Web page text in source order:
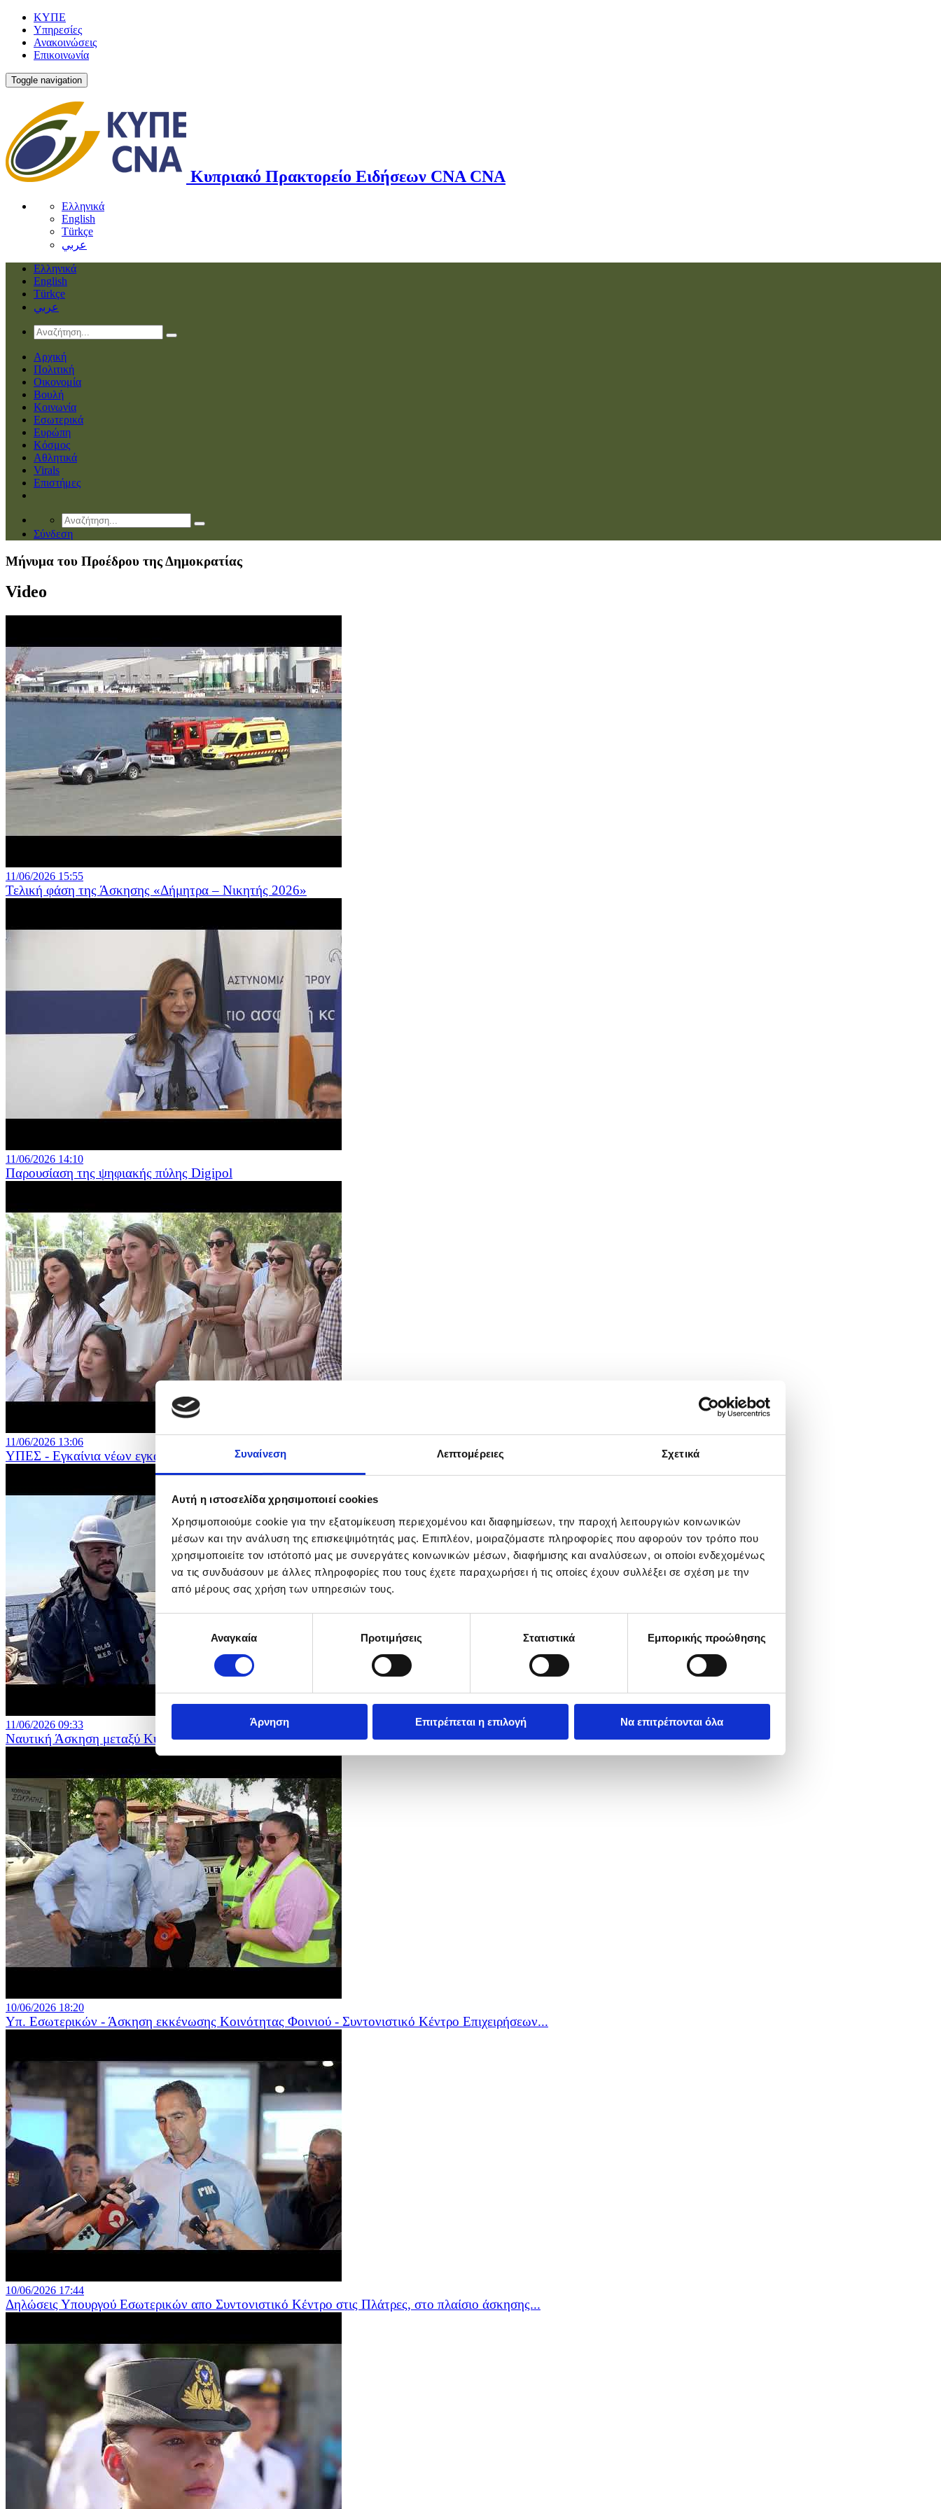
Συναίνεση Λεπτομέρειες Σχετικά
Αυτή η ιστοσελίδα χρησιμοποιεί cookies
Χρησιμοποιούμε cookie για την εξατομίκευση περιεχομένου και διαφημίσεων, την παροχή λειτουργιών κοινωνικών
μέσων και την ανάλυση της επισκεψιμότητάς μας. Επιπλέον, μοιραζόμαστε πληροφορίες που αφορούν τον τρόπο που
χρησιμοποιείτε τον ιστότοπό μας με συνεργάτες κοινωνικών μέσων, διαφήμισης και αναλύσεων, οι οποίοι ενδεχομένως
να τις συνδυάσουν με άλλες πληροφορίες που τους έχετε παραχωρήσει ή τις οποίες έχουν συλλέξει σε σχέση με την
από μέρους σας χρήση των υπηρεσιών τους.
Επιλογή
συγκατάθεσηςΑναγκαία Προτιμήσεις Στατιστικά Εμπορικής προώθησης
Άρνηση Επιτρέπεται η επιλογή Να επιτρέπονται όλα
ΚΥΠΕ
Υπηρεσίες
Ανακοινώσεις
Επικοινωνία
Toggle navigation
Κυπριακό Πρακτορείο Ειδήσεων CNA CNA
Ελληνικά
English
Türkçe
عربي
Ελληνικά
English
Türkçe
عربي
Αρχική
Πολιτική
Οικονομία
Βουλή
Κοινωνία
Εσωτερικά
Ευρώπη
Κόσμος
Αθλητικά
Virals
Επιστήμες
Σύνδεση
Μήνυμα του Προέδρου της Δημοκρατίας
Video
11/06/2026 15:55
Τελική φάση της Άσκησης «Δήμητρα – Νικητής 2026»
11/06/2026 14:10
Παρουσίαση της ψηφιακής πύλης Digipol
11/06/2026 13:06
ΥΠΕΣ - Εγκαίνια νέων εγκαταστάσεων της Διεύθυνσης Αδειοδότησης ΕΟΑ Λάρνακας
11/06/2026 09:33
Ναυτική Άσκηση μεταξύ Κύπρου και Ελλάδας
10/06/2026 18:20
Υπ. Εσωτερικών - Άσκηση εκκένωσης Κοινότητας Φοινιού - Συντονιστικό Κέντρο Επιχειρήσεων...
10/06/2026 17:44
Δηλώσεις Υπουργού Εσωτερικών απο Συντονιστικό Κέντρο στις Πλάτρες, στο πλαίσιο άσκησης...